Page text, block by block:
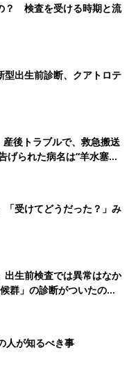
？ 検査を受ける時期と流
型出生前診断、クアトロテ
産後トラブルで、救急搬送
げられた病名は“羊水塞栓
「受けてどうだった？」み
出生前検査では異常はなか
群」の診断がついたのは
かった【体験談・医師監
人が知るべき事